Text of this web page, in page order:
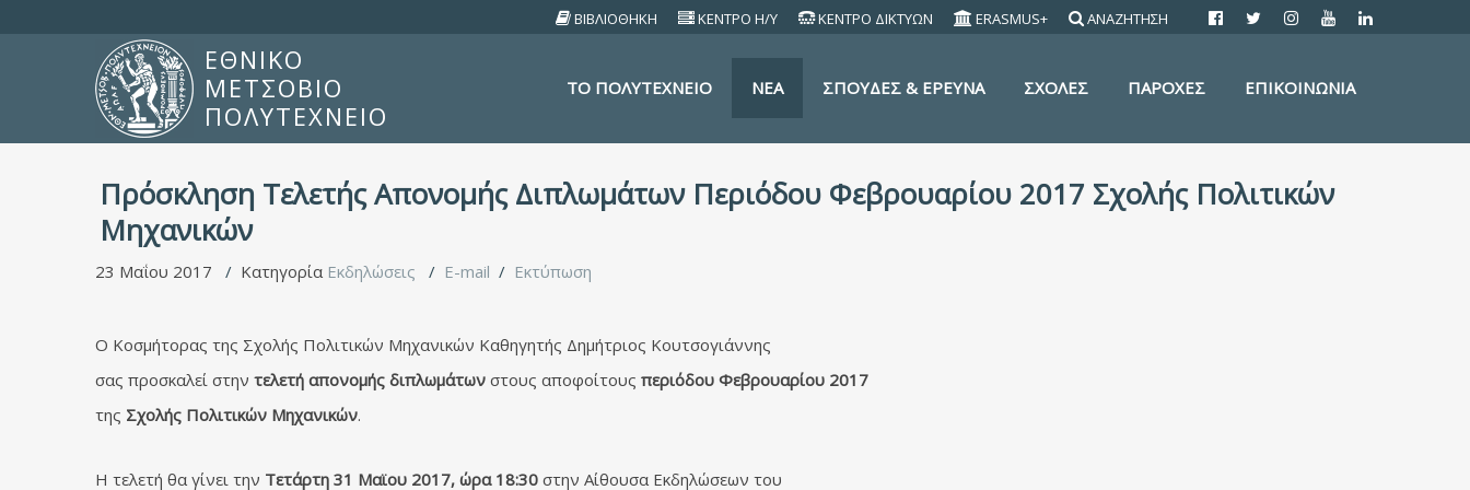
ΒΙΒΛΙΟΘΗΚΗ ΚΕΝΤΡΟ Η/Υ ΚΕΝΤΡΟ ΔΙΚΤΥΩΝ ERASMUS+ ΑΝΑΖΗΤΗΣΗ
ΕΘΝΙΚΟ
ΜΕΤΣΟΒΙΟ
ΠΟΛΥΤΕΧΝΕΙΟ
TO ΠΟΛΥΤΕΧΝΕΙΟ ΝΕΑ ΣΠΟΥΔΕΣ & ΕΡΕΥΝΑ ΣΧΟΛΕΣ ΠΑΡΟΧΕΣ ΕΠΙΚΟΙΝΩΝΙΑ
Πρόσκληση Τελετής Απονομής Διπλωμάτων Περιόδου Φεβρουαρίου 2017 Σχολής Πολιτικών
Μηχανικών
23 Μαΐου 2017 Κατηγορία Εκδηλώσεις E-mail Εκτύπωση
Ο Κοσμήτορας της Σχολής Πολιτικών Μηχανικών Καθηγητής Δημήτριος Κουτσογιάννης
σας προσκαλεί στην τελετή απονομής διπλωμάτων στους αποφοίτους περιόδου Φεβρουαρίου 2017
της Σχολής Πολιτικών Μηχανικών.
Η τελετή θα γίνει την Τετάρτη 31 Μαϊου 2017, ώρα 18:30 στην Αίθουσα Εκδηλώσεων του